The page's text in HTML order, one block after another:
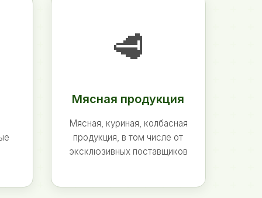
🥩
Мясная продукция
Мясная, куриная, колбасная
продукция, в том числе от
эксклюзивных поставщиков